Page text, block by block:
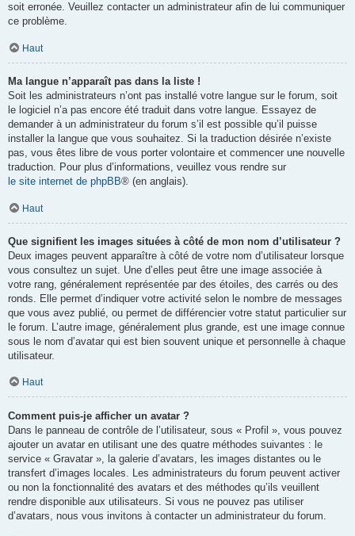
soit erronée. Veuillez contacter un administrateur afin de lui communiquer
ce problème.
Haut
Ma langue n’apparaît pas dans la liste !
Soit les administrateurs n’ont pas installé votre langue sur le forum, soit
le logiciel n’a pas encore été traduit dans votre langue. Essayez de
demander à un administrateur du forum s’il est possible qu’il puisse
installer la langue que vous souhaitez. Si la traduction désirée n’existe
pas, vous êtes libre de vous porter volontaire et commencer une nouvelle
traduction. Pour plus d’informations, veuillez vous rendre sur
le site internet de phpBB® (en anglais).
Haut
Que signifient les images situées à côté de mon nom d’utilisateur ?
Deux images peuvent apparaître à côté de votre nom d’utilisateur lorsque
vous consultez un sujet. Une d’elles peut être une image associée à
votre rang, généralement représentée par des étoiles, des carrés ou des
ronds. Elle permet d’indiquer votre activité selon le nombre de messages
que vous avez publié, ou permet de différencier votre statut particulier sur
le forum. L’autre image, généralement plus grande, est une image connue
sous le nom d’avatar qui est bien souvent unique et personnelle à chaque
utilisateur.
Haut
Comment puis-je afficher un avatar ?
Dans le panneau de contrôle de l’utilisateur, sous « Profil », vous pouvez
ajouter un avatar en utilisant une des quatre méthodes suivantes : le
service « Gravatar », la galerie d’avatars, les images distantes ou le
transfert d’images locales. Les administrateurs du forum peuvent activer
ou non la fonctionnalité des avatars et des méthodes qu’ils veuillent
rendre disponible aux utilisateurs. Si vous ne pouvez pas utiliser
d’avatars, nous vous invitons à contacter un administrateur du forum.